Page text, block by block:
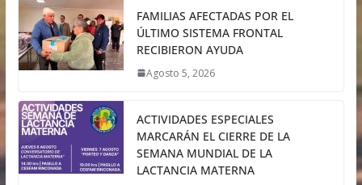
FAMILIAS AFECTADAS POR EL
ÚLTIMO SISTEMA FRONTAL
RECIBIERON AYUDA
Agosto 5, 2026
ACTIVIDADES ESPECIALES
MARCARÁN EL CIERRE DE LA
SEMANA MUNDIAL DE LA
LACTANCIA MATERNA